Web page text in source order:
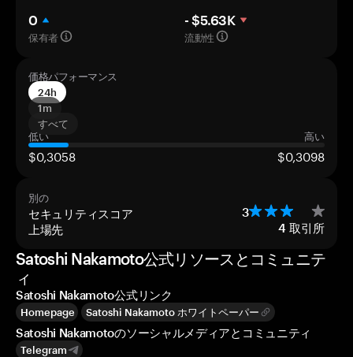
0
保有者
- $5.63K
流動性
価格パフォーマンス
24h
1m
すべて
低い
高い
$0,3058 $0,3098
別の
セキュリティスコア 3
上場先 4 取引所
Satoshi Nakamoto公式リソースとコミュニテ
ィ
Satoshi Nakamoto公式リンク
Homepage Satoshi Nakamoto ホワイトペーパー
Satoshi Nakamotoのソーシャルメディアとコミュニティ
Telegram